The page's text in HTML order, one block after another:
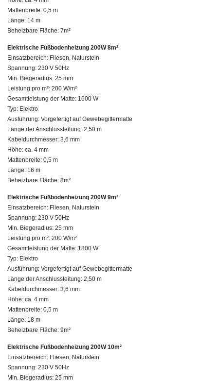
Mattenbreite: 0,5 m
Länge: 14 m
Beheizbare Fläche: 7m²
Elektrische Fußbodenheizung 200W 8m²
Einsatzbereich: Fliesen, Naturstein
Spannung: 230 V 50Hz
Min. Biegeradius: 25 mm
Leistung pro m²: 200 W/m²
Gesamtleistung der Matte: 1600 W
Typ: Elektro
Ausführung: Vorgefertigt auf Gewebegittermatte
Länge der Anschlussleitung: 2,50 m
Kabeldurchmesser: 3,6 mm
Höhe: ca. 4 mm
Mattenbreite: 0,5 m
Länge: 16 m
Beheizbare Fläche: 8m²
Elektrische Fußbodenheizung 200W 9m²
Einsatzbereich: Fliesen, Naturstein
Spannung: 230 V 50Hz
Min. Biegeradius: 25 mm
Leistung pro m²: 200 W/m²
Gesamtleistung der Matte: 1800 W
Typ: Elektro
Ausführung: Vorgefertigt auf Gewebegittermatte
Länge der Anschlussleitung: 2,50 m
Kabeldurchmesser: 3,6 mm
Höhe: ca. 4 mm
Mattenbreite: 0,5 m
Länge: 18 m
Beheizbare Fläche: 9m²
Elektrische Fußbodenheizung 200W 10m²
Einsatzbereich: Fliesen, Naturstein
Spannung: 230 V 50Hz
Min. Biegeradius: 25 mm